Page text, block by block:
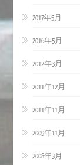
2017年5月
2016年5月
2012年3月
2011年12月
2011年11月
2009年11月
2008年3月